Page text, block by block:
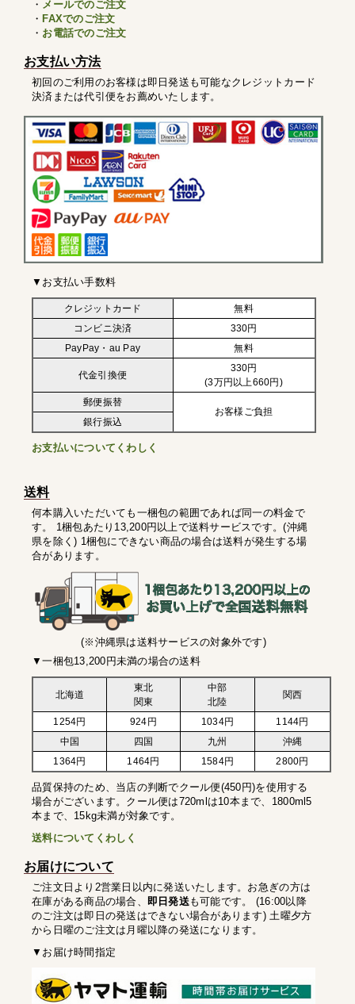
・ メールでのご注文
・FAXでのご注文
・ お電話でのご注文
お支払い方法
初回のご利用のお客様は即日発送も可能なクレジットカード
決済または代引便をお薦めいたします。
▼お支払い手数料
クレジットカード
無料
コンビニ決済
330円
PayPay・au Pay
無料
代金引換便
330円
(3万円以上660円)
郵便振替
お客様ご負担
銀行振込
お支払いについてくわしく
送料
何本購入いただいても一梱包の範囲であれば同一の料金で
す。 1梱包あたり13,200円以上で送料サービスです。(沖縄
県を除く) 1梱包にできない商品の場合は送料が発生する場
合があります。
(※沖縄県は送料サービスの対象外です)
▼一梱包13,200円未満の場合の送料
北海道
東北
関東
中部
北陸
関西
1254円 924円 1034円
1144円
中国
四国 九州
沖縄
1364円
1464円 1584円 2800円
品質保持のため、当店の判断でクール便(450円)を使用する
場合がございます。クール便は720mlは10本まで、1800ml5
本まで、15kg未満が対象です。
送料についてくわしく
お届けについて
ご注文日より2営業日以内に発送いたします。お急ぎの方は
在庫がある商品の場合、
即日発送も可能です。 (16:00以降
のご注文は即日の発送はできない場合があります) 土曜夕方
から日曜のご注文は月曜以降の発送になります。
▼お届け時間指定